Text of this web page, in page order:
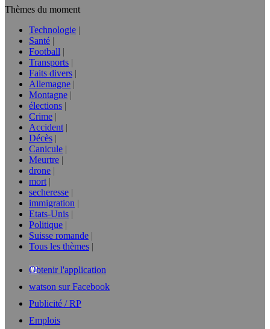
Thèmes du moment
Technologie
Santé
Football
Transports
Faits divers
Allemagne
Montagne
élections
Crime
Accident
Décès
Canicule
Meurtre
drone
mort
secheresse
immigration
Etats-Unis
Politique
Suisse romande
Tous les thèmes
Obtenir l'application
watson sur Facebook
Publicité / RP
Emplois